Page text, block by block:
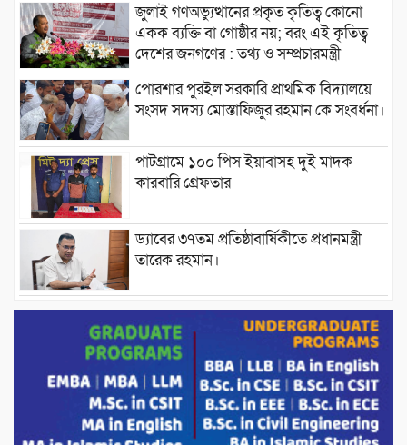
জুলাই গণঅভ্যুত্থানের প্রকৃত কৃতিত্ব কোনো
একক ব্যক্তি বা গোষ্ঠীর নয়; বরং এই কৃতিত্ব
দেশের জনগণের : তথ্য ও সম্প্রচারমন্ত্রী
পোরশার পুরইল সরকারি প্রাথমিক বিদ্যালয়ে
সংসদ সদস্য মোস্তাফিজুর রহমান কে সংবর্ধনা।
পাটগ্রামে ১০০ পিস ইয়াবাসহ দুই মাদক
কারবারি গ্রেফতার
ড্যাবের ৩৭তম প্রতিষ্ঠাবার্ষিকীতে প্রধানমন্ত্রী
তারেক রহমান।
চন্দনাইশের হাশিমপুর ৪ নং ওয়ার্ডে ৫’শতাধিক
হতদরিদ্র পরিবারের মাঝে খাদ্যসামগ্রী বিতরণ
করেন মনজুর মোরশেদ
পরিবেশ রক্ষায় পাটগ্রামে ইহসান ইয়ুথ
সার্কেলের বৃক্ষরোপণ